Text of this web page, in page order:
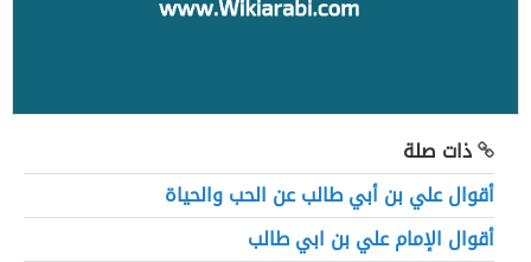
ذات صلة
أقوال علي بن أبي طالب عن الحب والحياة
أقوال الإمام علي بن ابي طالب